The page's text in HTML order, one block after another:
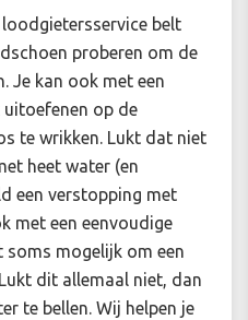
belt
proberen om de
Je kan ook met een
op de
te wrikken. Lukt dat niet
heet water (en
een verstopping met
met een eenvoudige
soms mogelijk om een
dit allemaal niet, dan
te bellen. Wij helpen je